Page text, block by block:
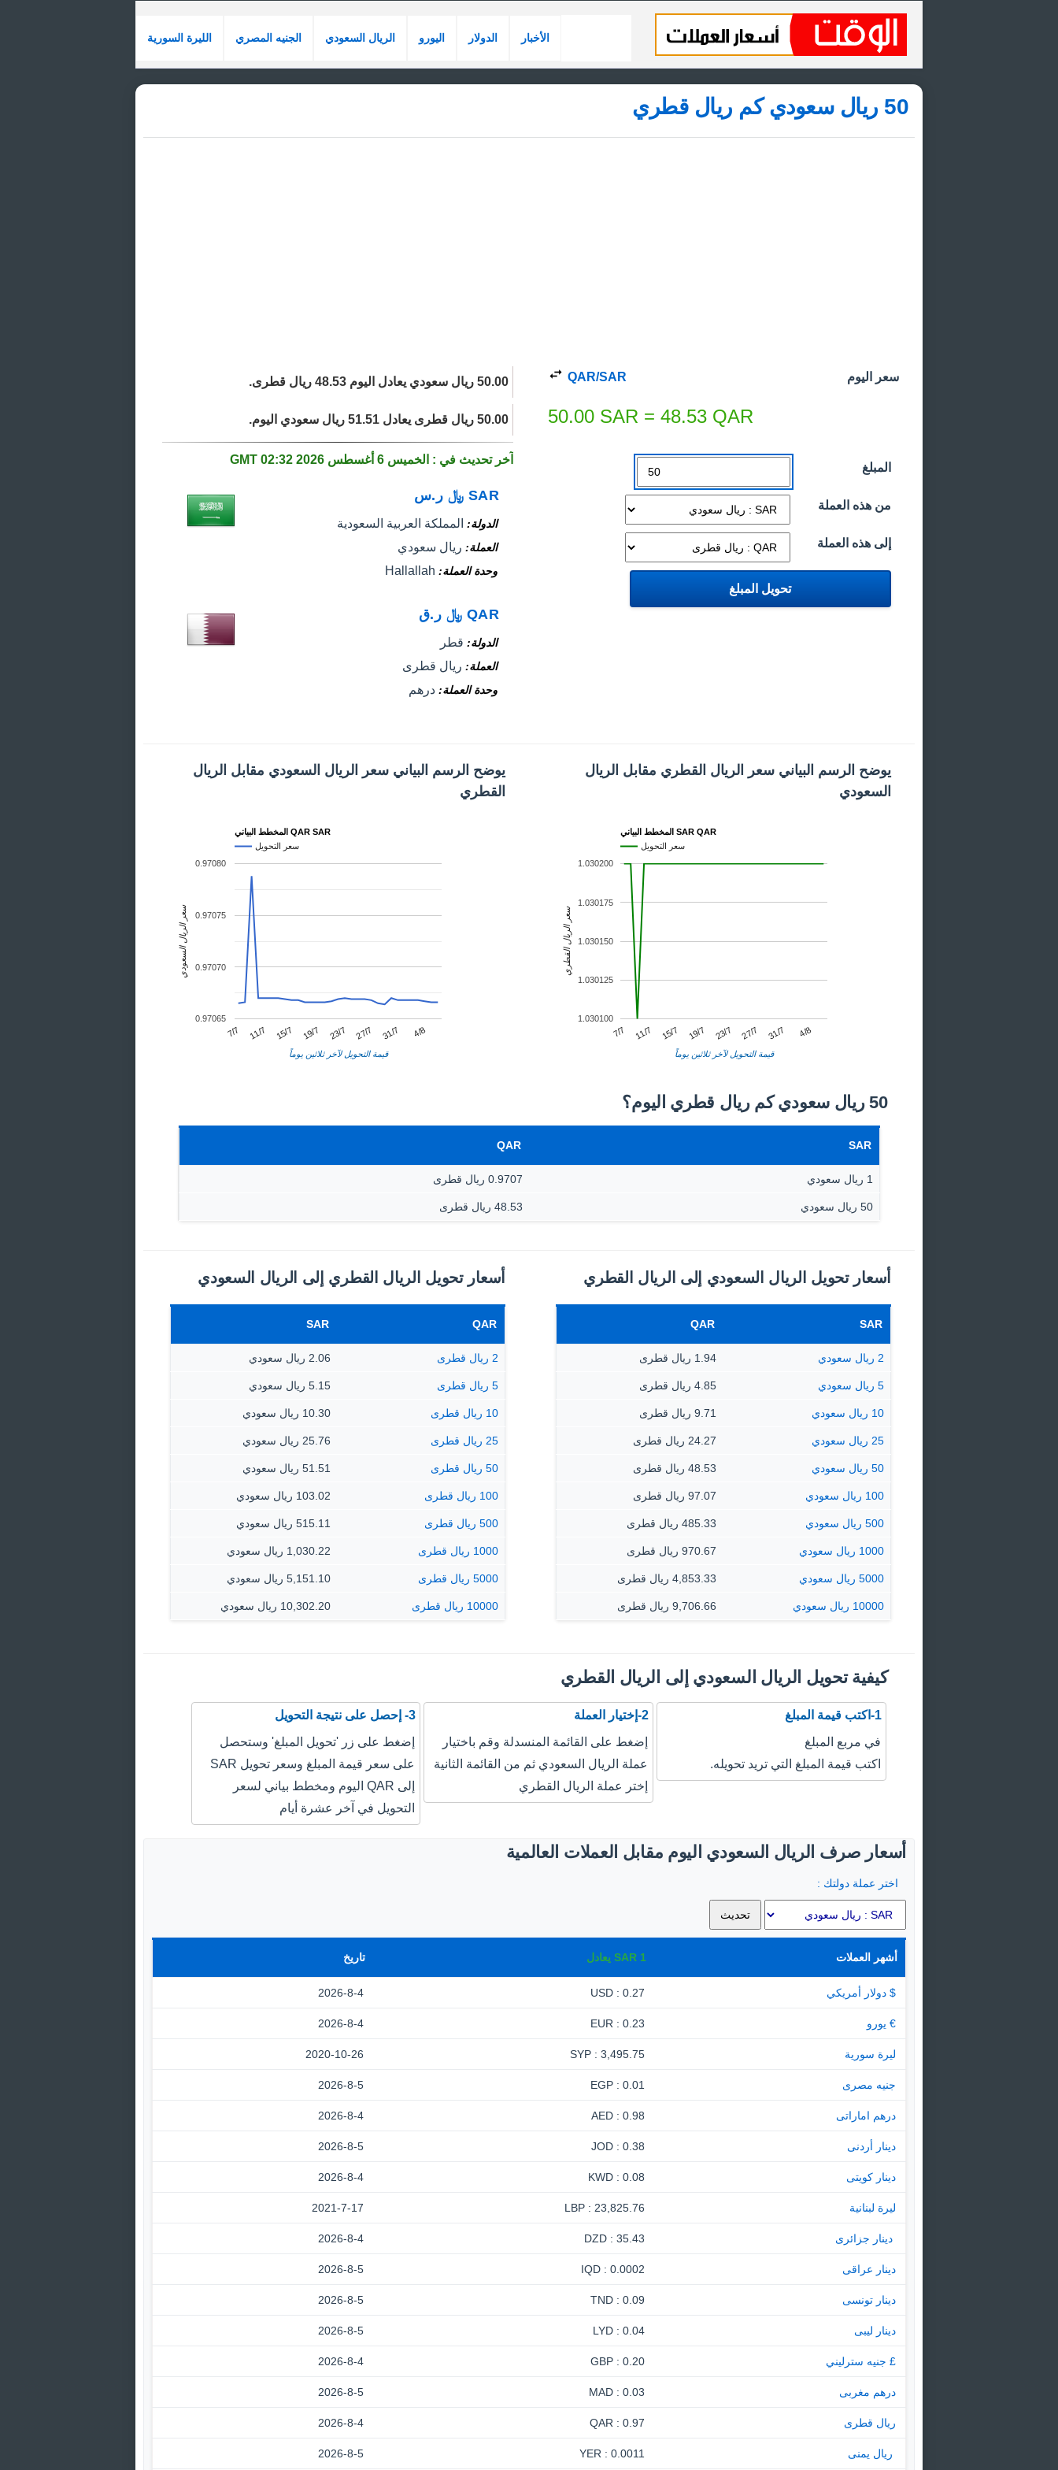
الليرة السورية الجنيه المصري الريال السعودي اليورو الدولار الأخبار
50 ريال سعودي كم ريال قطري
سعر اليوم QAR/SAR
50.00 SAR = 48.53 QAR
المبلغ
من هذه العملة
إلى هذه العملة
50.00 ريال سعودي يعادل اليوم 48.53 ريال قطرى.
50.00 ريال قطرى يعادل 51.51 ريال سعودي اليوم.
آخر تحديث في : الخميس 6 أغسطس 2026 02:32 GMT
SAR ﷼ ر.س
الدولة المملكة العربية السعودية
العملة ريال سعودي
وحدة العملة Hallallah
QAR ﷼ ر.ق
الدولة قطر
العملة ريال قطرى
وحدة العملة درهم
يوضح الرسم البياني سعر الريال القطري مقابل الريال
السعودي
المخطط البياني SAR QAR
سعر التحويل
7/7 11/7 15/7 19/7 23/7 27/7 31/7 4/8
1.030100
1.030125
1.030150
1.030175
1.030200
قيمة التحويل لآخر ثلاثين يوماً
سعر الريال القطري
يوضح الرسم البياني سعر الريال السعودي مقابل الريال
القطري
المخطط البياني QAR SAR
سعر التحويل
7/7 11/7 15/7 19/7 23/7 27/7 31/7 4/8
0.97065
0.97070
0.97075
0.97080
قيمة التحويل لآخر ثلاثين يوماً
سعر الريال السعودي
50 ريال سعودي كم ريال قطري اليوم؟
SAR
QAR
1 ريال سعودي 0.9707 ريال قطرى
50 ريال سعودي 48.53 ريال قطرى
أسعار تحويل الريال السعودي إلى الريال القطري
SAR
QAR
2 ريال سعودي 1.94 ريال قطرى
5 ريال سعودي 4.85 ريال قطرى
10 ريال سعودي 9.71 ريال قطرى
25 ريال سعودي 24.27 ريال قطرى
50 ريال سعودي 48.53 ريال قطرى
100 ريال سعودي 97.07 ريال قطرى
500 ريال سعودي 485.33 ريال قطرى
1000 ريال سعودي 970.67 ريال قطرى
5000 ريال سعودي 4,853.33 ريال قطرى
10000 ريال سعودي 9,706.66 ريال قطرى
أسعار تحويل الريال القطري إلى الريال السعودي
QAR
SAR
2 ريال قطرى 2.06 ريال سعودي
5 ريال قطرى 5.15 ريال سعودي
10 ريال قطرى 10.30 ريال سعودي
25 ريال قطرى 25.76 ريال سعودي
50 ريال قطرى 51.51 ريال سعودي
100 ريال قطرى 103.02 ريال سعودي
500 ريال قطرى 515.11 ريال سعودي
1000 ريال قطرى 1,030.22 ريال سعودي
5000 ريال قطرى 5,151.10 ريال سعودي
10000 ريال قطرى 10,302.20 ريال سعودي
كيفية تحويل الريال السعودي إلى الريال القطري
1-اكتب قيمة المبلغ
في مربع المبلغ
اكتب قيمة المبلغ التي تريد تحويله.
2-إختيار العملة
إضغط على القائمة المنسدلة وقم باختيار
عملة الريال السعودي ثم من القائمة الثانية
إختر عملة الريال القطري
3- إحصل على نتيجة التحويل
إضغط على زر 'تحويل المبلغ' وستحصل
على سعر قيمة المبلغ وسعر تحويل SAR
إلى QAR اليوم ومخطط بياني لسعر
التحويل في آخر عشرة أيام
أسعار صرف الريال السعودي اليوم مقابل العملات العالمية
اختر عملة دولتك :
أشهر العملات 1
SAR يعادل تاريخ
$ دولار أمريكي 0.27 : USD
2026-8-4
€ يورو 0.23 : EUR
2026-8-4
ليرة سورية 3,495.75 : SYP
2020-10-26
جنيه مصرى 0.01 : EGP
2026-8-5
درهم اماراتى 0.98 : AED
2026-8-4
دينار أردنى 0.38 : JOD
2026-8-5
دينار كويتى 0.08 : KWD
2026-8-4
ليرة لبنانية 23,825.76 : LBP
2021-7-17
‏ دينار جزائرى 35.43 : DZD
2026-8-4
دينار عراقى 0.0002 : IQD
2026-8-5
دينار تونسى 0.09 : TND
2026-8-5
دينار ليبى 0.04 : LYD
2026-8-5
£ جنيه سترليني 0.20 : GBP
2026-8-4
درهم مغربى 0.03 : MAD
2026-8-5
ريال قطرى 0.97 : QAR
2026-8-4
‏ ريال يمنى 0.0011 : YER
2026-8-5